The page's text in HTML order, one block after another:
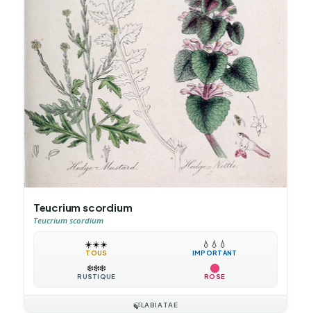
Teucrium scordium
Teucrium scordium
☀️☀️☀️
TOUS
💧 💧 💧
IMPORTANT
❄️❄️❄️
RUSTIQUE ROSE
🍃LABIATAE